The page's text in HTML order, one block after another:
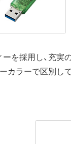
を採用し、充
カラーで区別し